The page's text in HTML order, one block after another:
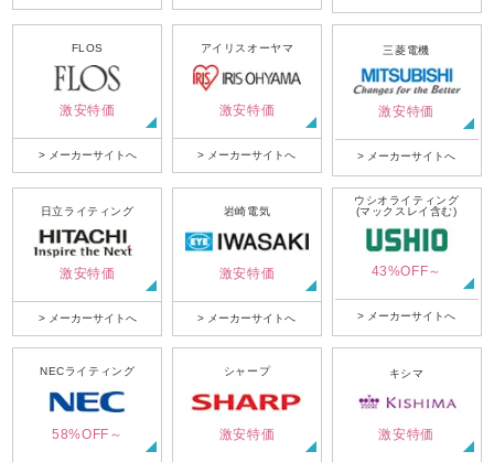
FLOS
激安特価
> メーカーサイトへ
アイリスオーヤマ
激安特価
> メーカーサイトへ
三菱電機
激安特価
> メーカーサイトへ
日立ライティング
激安特価
> メーカーサイトへ
岩崎電気
激安特価
> メーカーサイトへ
ウシオライティング
(マックスレイ含む)
43%OFF～
> メーカーサイトへ
NECライティング
58%OFF～
シャープ
激安特価
キシマ
激安特価